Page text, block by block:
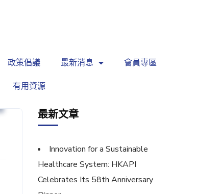
政策倡議 最新消息 會員專區
有用資源
最新文章
Innovation for a Sustainable
Healthcare System: HKAPI
Celebrates Its 58th Anniversary